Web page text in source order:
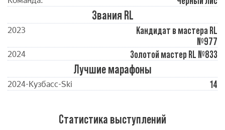
Звания RL
2023
Кандидат в мастера RL
№977
2024 Золотой мастер RL №833
Лучшие марафоны
2024-Кузбасc-Ski 14
Статистика выступлений